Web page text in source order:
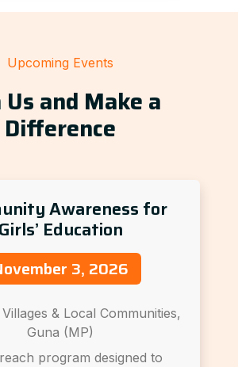
Upcoming Events
Us and Make a
Difference
Awareness for
Girls’ Education
3, 2026
Villages & Local Communities,
Guna (MP)
program designed to